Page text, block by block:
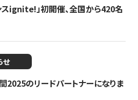
スignite!」初開催、全国から420名
せ
2025のリードパートナーになりま